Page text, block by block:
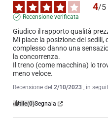
4/5
Recensione verificata
Giudico il rapporto qualità
Mi piace la posizione dei sedili,
complesso danno una
la concorrenza.
Il treno (come macchina) lo
meno veloce.
Recensione del 2/10/2023 , in
Utile(0)Segnala